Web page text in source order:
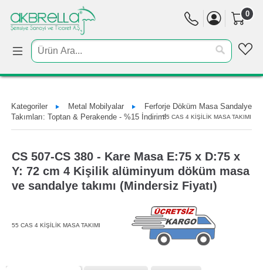
0
Kategoriler Metal Mobilyalar
Ferforje Döküm Masa Sandalye
Takımları: Toptan & Perakende - %15 İndirim!55 CAS 4 KİŞİLİK MASA TAKIMI
CS 507-CS 380 - Kare Masa E:75 x D:75 x
Y: 72 cm 4 Kişilik alüminyum döküm masa
ve sandalye takımı (Mindersiz Fiyatı)
55 CAS 4 KİŞİLİK MASA TAKIMI